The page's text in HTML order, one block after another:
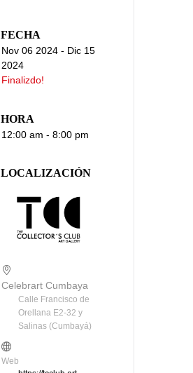
FECHA
Nov 06 2024 - Dic 15
2024
Finalizdo!
HORA
12:00 am - 8:00 pm
LOCALIZACIÓN
Celebrart Cumbaya
Calle Francisco de
Orellana E2-32 y
Salinas (Cumbayá)
Web